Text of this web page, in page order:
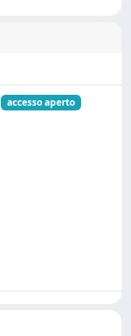
accesso aperto